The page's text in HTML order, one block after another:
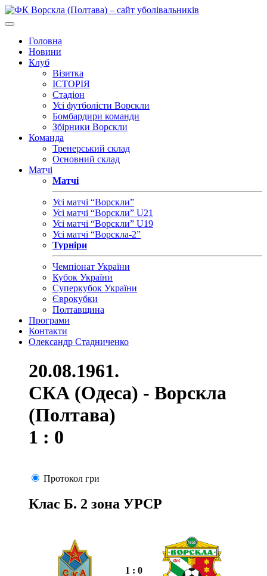
Головна
Новини
Клуб
Візитка
ІСТОРІЯ
Стадіон
Усі футболісти Ворскли
Бомбардири команди
Збірники Ворскли
Команда
Тренерський склад
Основний склад
Матчі
Матчі
Усі матчі “Ворскли”
Усі матчі “Ворскли” U21
Усі матчі “Ворскли” U19
Усі матчі “Ворскла-2”
Турніри
Чемпіонат України
Кубок України
Суперкубок України
Єврокубки
Полтавщина
Програми
Контакти
Олександр Стадниченко
20.08.1961.
СКА (Одеса) - Ворскла
(Полтава)
1 : 0
Протокол гри
Клас Б. 2 зона УРСР
1 : 0